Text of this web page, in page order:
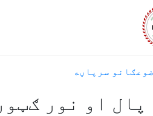
سرپاڼه
پال او نور